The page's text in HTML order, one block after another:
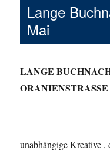
Lange
Mai
LANGE
ORANIENSTRASSE
unabhängige Kreative